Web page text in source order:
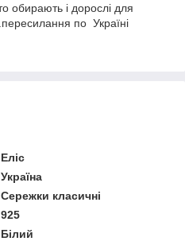
обирають і дорослі для
по Україні
Еліс
Україна
Сережки класичні
925
Білий